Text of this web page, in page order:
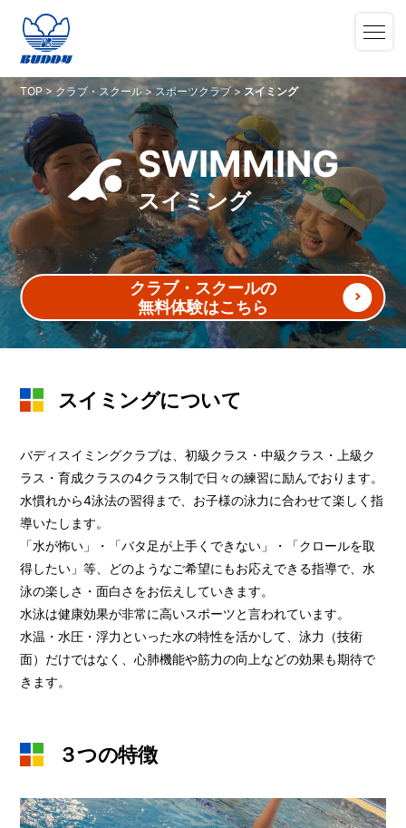
TOP> クラブ・スクール>スポーツクラブ> スイミング
SWIMMING
スイミング
クラブ・スクールの
無料体験はこちら
スイミングについて
バディスイミングクラブは、初級クラス・中級クラス・上級ク
ラス・育成クラスの4クラス制で日々の練習に励んでおります。
水慣れから4泳法の習得まで、お子様の泳力に合わせて楽しく指
導いたします。
「水が怖い」・「バタ足が上手くできない」・「クロールを取
得したい」等、どのようなご希望にもお応えできる指導で、水
泳の楽しさ・面白さをお伝えしていきます。
水泳は健康効果が非常に高いスポーツと言われています。
水温・水圧・浮力といった水の特性を活かして、泳力（技術
面）だけではなく、心肺機能や筋力の向上などの効果も期待で
きます。
３つの特徴